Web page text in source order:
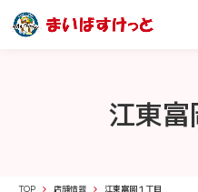
江東富
TOP 店舗情報 江東富岡１丁目